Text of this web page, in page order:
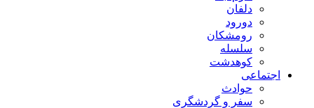
دلفان
دورود
رومشکان
سلسله
کوهدشت
اجتماعی
حوادث
سفر و گردشگری